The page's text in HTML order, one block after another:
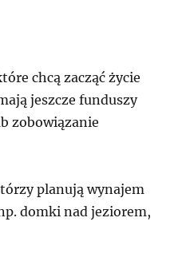
chcą zacząć życie
jeszcze funduszy
zobowiązanie
planują wynajem
domki nad jeziorem,